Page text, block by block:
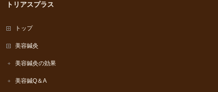
トリアスプラス
トップ
美容鍼灸
美容鍼灸の効果
美容鍼Q＆A